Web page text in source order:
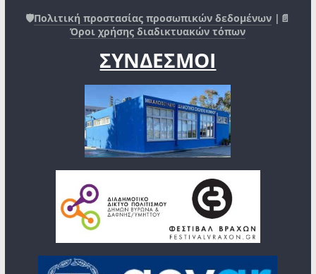
🛡️Πολιτική προστασίας προσωπικών δεδομένων |📄
Όροι χρήσης διαδικτυακών τόπων
ΣΥΝΔΕΣΜΟΙ